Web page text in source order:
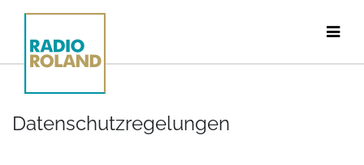
Datenschutzregelungen